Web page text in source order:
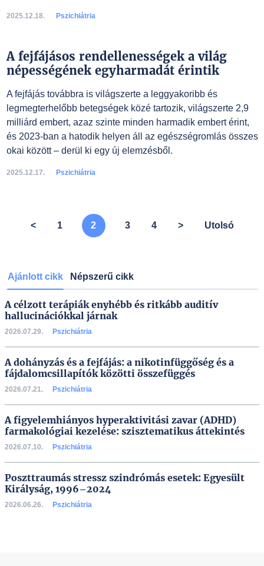
2025.12.18. Pszichiátria
A fejfájásos rendellenességek a világ
népességének egyharmadát érintik
A fejfájás továbbra is világszerte a leggyakoribb és
legmegterhelőbb betegségek közé tartozik, világszerte 2,9
milliárd embert, azaz szinte minden harmadik embert érint,
és 2023-ban a hatodik helyen áll az egészségromlás összes
okai között – derül ki egy új elemzésből.
2025.12.17. Pszichiátria
< 1 2 3 4 > Utolsó
Ajánlott cikk Népszerű cikk
A célzott terápiák enyhébb és ritkább auditív
hallucinációkkal járnak
2026.07.29. Pszichiátria
A dohányzás és a fejfájás: a nikotinfüggőség és a
fájdalomcsillapítók közötti összefüggés
2026.07.21. Pszichiátria
A figyelemhiányos hyperaktivitási zavar (ADHD)
farmakológiai kezelése: szisztematikus áttekintés
2026.07.10. Pszichiátria
Poszttraumás stressz szindrómás esetek: Egyesült
Királyság, 1996–2024
2026.06.26. Pszichiátria